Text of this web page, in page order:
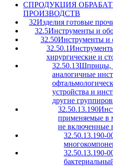
CПРОДУКЦИЯ
ПРОИЗВОДСТВ
32Изделия готовые
32.5Инструменты и
32.50Инструменты и
32.50.1
хирургические и
32.50.13Шприцы,
аналогичные
устройства и
другие
32.50.13.190
применяемые в
не включенные
32.50.13.190-
32.50.13.190-